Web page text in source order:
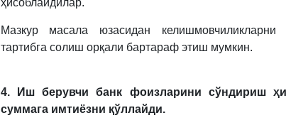
ҳисоблайдилар.
Мазкур масала юзасидан келишмовчиликларни
тартибга солиш орқали бартараф этиш мумкин.
4. Иш берувчи банк фоизларини сўндириш
суммага имтиёзни қўллайди.